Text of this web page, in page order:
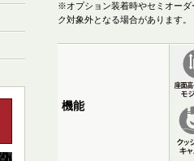
※オプション装着時やセミオーダ
ク対象外となる場合があります。
機能